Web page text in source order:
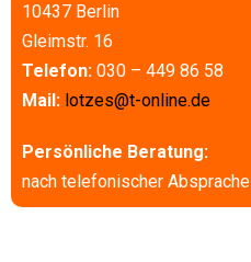
10437 Berlin
Gleimstr. 16
Telefon: 030 – 449 86 58
Mail: lotzes@t-online.de
Persönliche Beratung:
nach telefonischer Absprache